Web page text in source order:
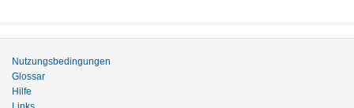
Nutzungsbedingungen
Glossar
Hilfe